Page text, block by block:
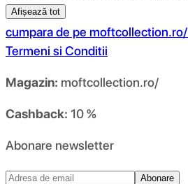
Afișează tot
cumpara de pe moftcollection.ro/
Termeni si Conditii
Magazin: moftcollection.ro/
Cashback: 10 %
Abonare newsletter
Abonare